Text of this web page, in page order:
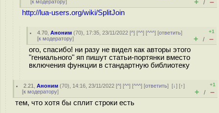
[к модератору] + / –
http://lua-users.org/wiki/SplitJoin
4.70 ,Аноним (70), 17:35, 23/11/2022 [^] [^^] [^^^] [ответить]
[к модератору]
+1
+ / –
ого, спасибо! ни разу не видел как авторы этого
"гениального" яп пишут статьи-портянки вместо
включения функции в стандартную библиотеку
2.21 ,Аноним (70), 14:16, 23/11/2022 [^] [^^] [^^^] [ответить][↓] [↑]
[к модератору]
+1
+ / –
тем, что хотя бы сплит строки есть